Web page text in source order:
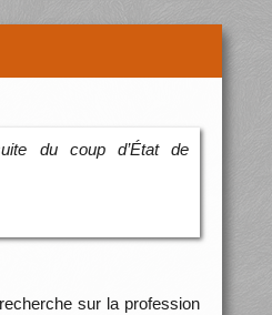
du coup d’État de
sur la profession